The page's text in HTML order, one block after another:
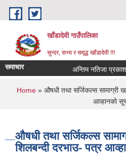
Skip to main content
खाँडादेवी गाउँपालिका
सुन्दर, सभ्य र समृद्ध खाँडादेवी !!!
समाचार अन्तिम नतिजा
You are here
Home» औषधी तथा सर्जिकल्स सामाग्री
आव्हानको
औषधी तथा सर्जिकल्स
शिलबन्दी दरभाउ- पत्र